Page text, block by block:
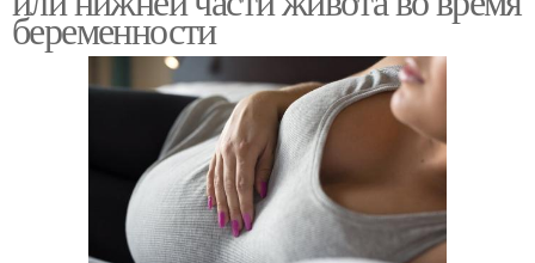
беременности